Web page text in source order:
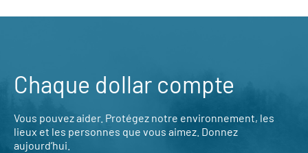
Chaque dollar compte
Vous pouvez aider. Protégez notre environnement, les
lieux et les personnes que vous aimez. Donnez
aujourd’hui.